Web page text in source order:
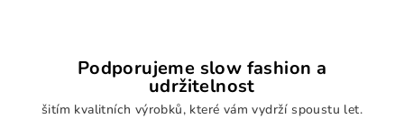
Podporujeme slow fashion a
udržitelnost
šitím kvalitních výrobků, které vám vydrží spoustu let.